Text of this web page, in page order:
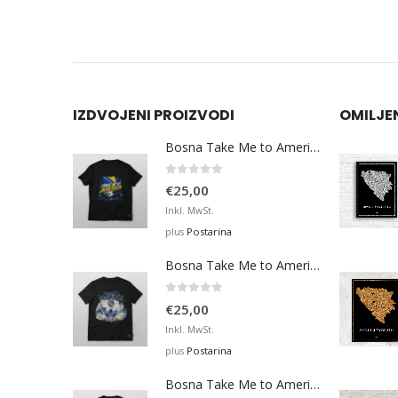
IZDVOJENI PROIZVODI
Bosna Take Me to America Navijačka Majica 3
€25,00
Inkl. MwSt.
plus Postarina
Bosna Take Me to America Navijačka Majica 4
€25,00
Inkl. MwSt.
plus Postarina
Bosna Take Me to America Navijačka Majica 2